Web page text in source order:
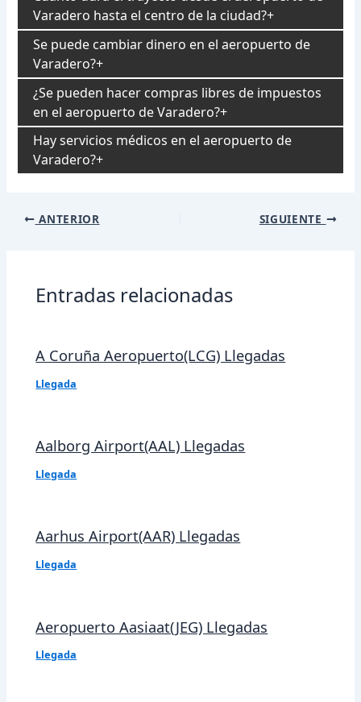
Varadero hasta el centro de la ciudad?
Se puede cambiar dinero en el aeropuerto de
Varadero?
¿Se pueden hacer compras libres de impuestos
en el aeropuerto de Varadero?
Hay servicios médicos en el aeropuerto de
Varadero?
Navegación
ANTERIOR SIGUIENTE
Entradas relacionadas
A Coruña Aeropuerto(LCG) Llegadas
Llegada
Aalborg Airport(AAL) Llegadas
Llegada
Aarhus Airport(AAR) Llegadas
Llegada
Aeropuerto Aasiaat(JEG) Llegadas
Llegada